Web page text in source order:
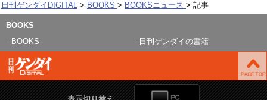
日刊ゲンダイDIGITAL BOOKS BOOKSニュース 記事
BOOKS
BOOKS
日刊ゲンダイの書籍